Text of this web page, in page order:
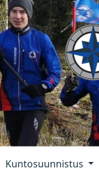
Kuntosuunnistus